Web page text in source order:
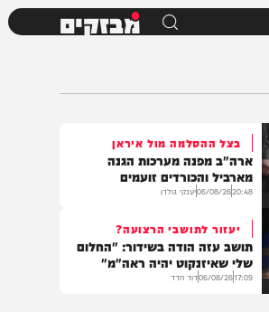
מבזקים
בצל ההסלמה מול איראן
ארה"ב מפנה מערכות הגנה
מארביל והכורדים זועמים
06/08/26 יענקי גולדן
יעזור לתושבי הרצועה?
תושב עזה הודה בשידור: "החלום
שלי שאיזנקוט יהיה ראה"מ"
17:09